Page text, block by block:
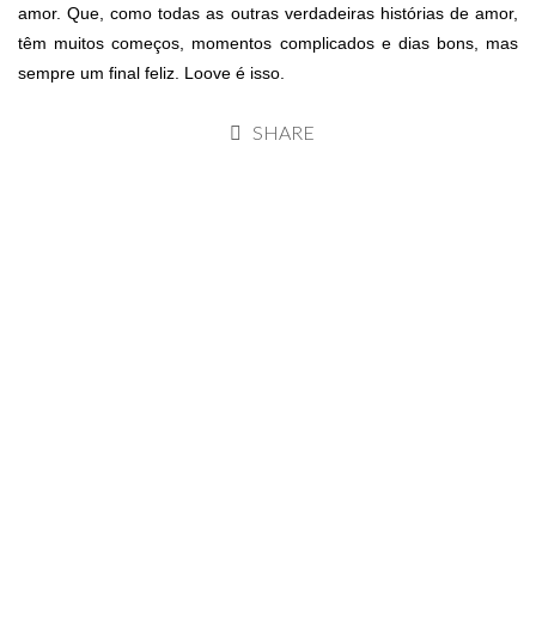
amor. Que, como todas as outras verdadeiras histórias de amor,
têm muitos começos, momentos complicados e dias bons, mas
sempre um final feliz. Loove é isso.
SHARE